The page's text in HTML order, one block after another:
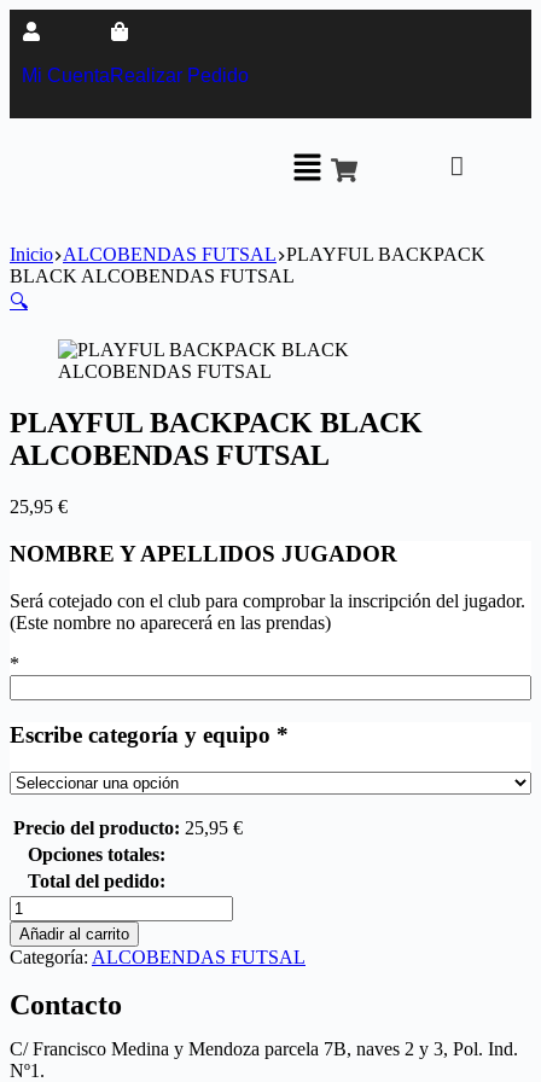
Mi CuentaRealizar Pedido
Inicio ALCOBENDAS FUTSAL PLAYFUL BACKPACK
BLACK ALCOBENDAS FUTSAL
🔍
PLAYFUL BACKPACK BLACK
ALCOBENDAS FUTSAL
25,95 €
NOMBRE Y APELLIDOS JUGADOR
Será cotejado con el club para comprobar la inscripción del jugador.
(Este nombre no aparecerá en las prendas)
*
Escribe categoría y equipo *
Precio del producto: 25,95 €
Opciones totales:
Total del pedido:
Añadir al carrito
Categoría: ALCOBENDAS FUTSAL
Contacto
C/ Francisco Medina y Mendoza parcela 7B, naves 2 y 3, Pol. Ind.
Nº1.